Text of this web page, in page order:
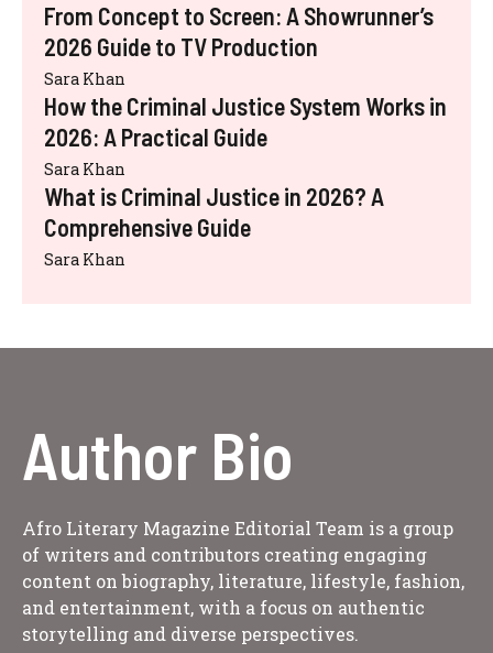
From Concept to Screen: A Showrunner’s
2026 Guide to TV Production
Sara Khan
How the Criminal Justice System Works in
2026: A Practical Guide
Sara Khan
What is Criminal Justice in 2026? A
Comprehensive Guide
Sara Khan
Author Bio
Afro Literary Magazine Editorial Team is a group
of writers and contributors creating engaging
content on biography, literature, lifestyle, fashion,
and entertainment, with a focus on authentic
storytelling and diverse perspectives.